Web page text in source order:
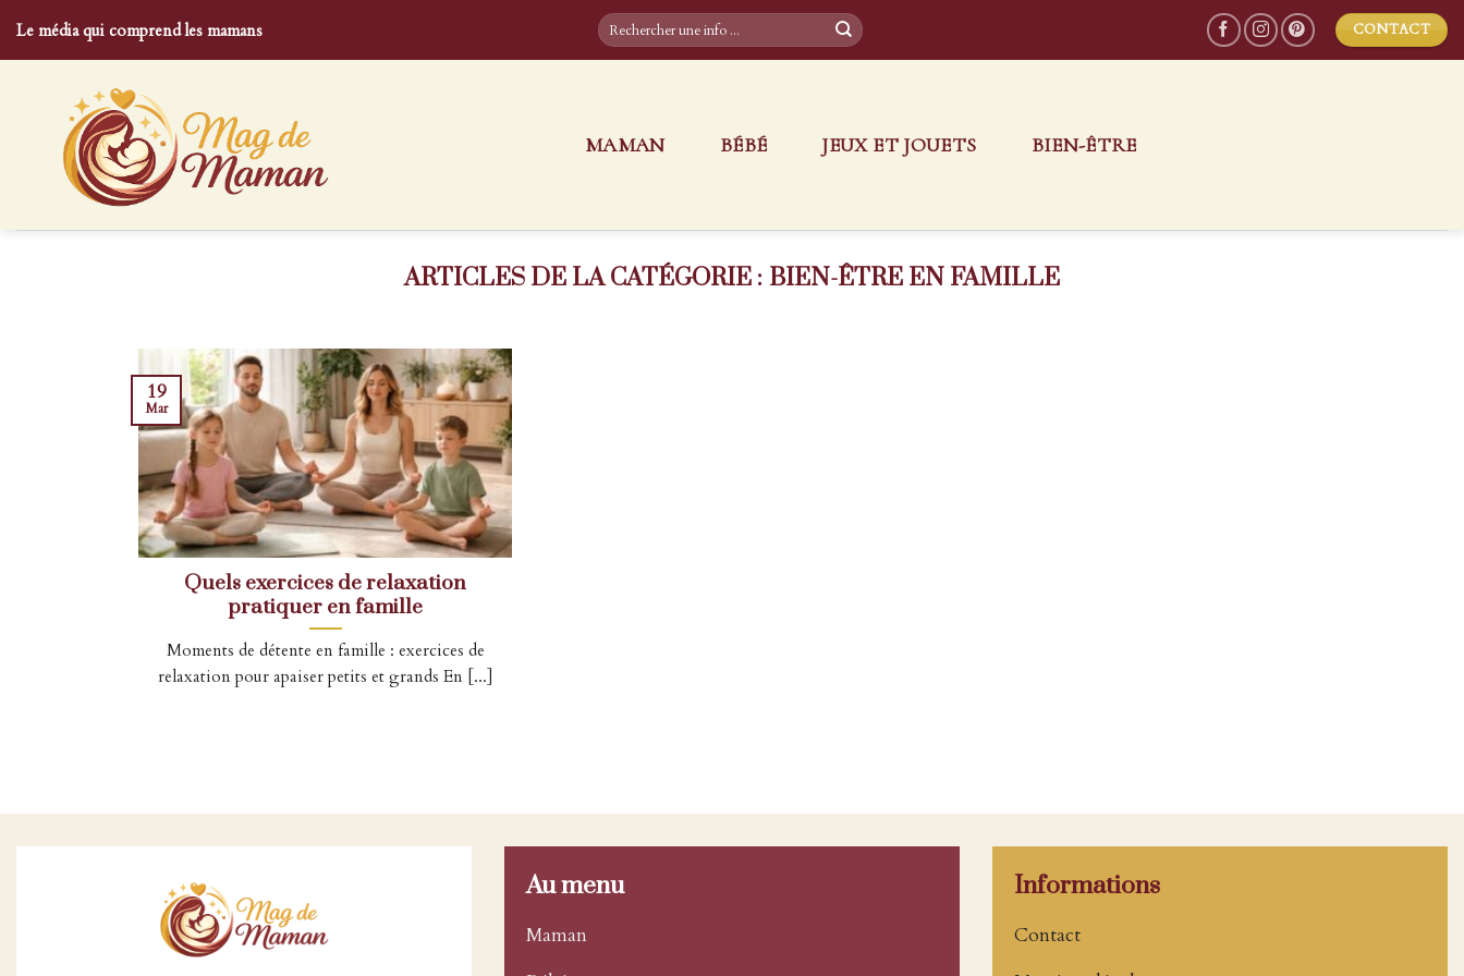
Le média qui comprend les mamans CONTACT
MAMAN BÉBÉ JEUX ET JOUETS BIEN-ÊTRE
BIEN-ÊTRE EN FAMILLE
Quels exercices de relaxation
pratiquer en famille
Moments de détente en famille : exercices de
relaxation pour apaiser petits et grands En [...]
19
Mar
Au menu
Maman
Informations
Contact